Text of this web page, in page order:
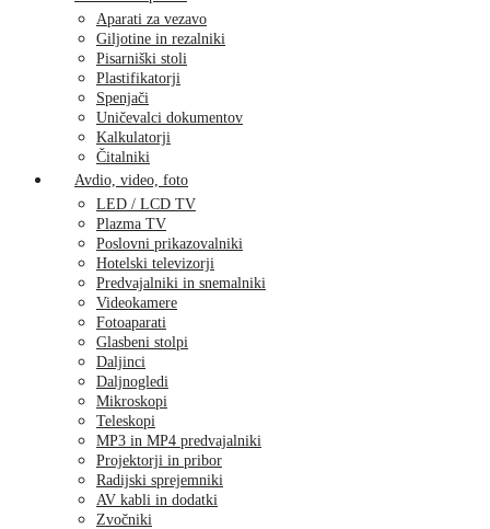
Aparati za vezavo
Giljotine in rezalniki
Pisarniški stoli
Plastifikatorji
Spenjači
Uničevalci dokumentov
Kalkulatorji
Čitalniki
Avdio, video, foto
LED / LCD TV
Plazma TV
Poslovni prikazovalniki
Hotelski televizorji
Predvajalniki in snemalniki
Videokamere
Fotoaparati
Glasbeni stolpi
Daljinci
Daljnogledi
Mikroskopi
Teleskopi
MP3 in MP4 predvajalniki
Projektorji in pribor
Radijski sprejemniki
AV kabli in dodatki
Zvočniki